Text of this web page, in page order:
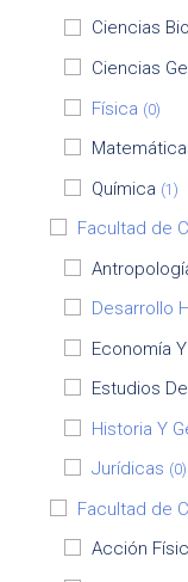
Ciencias
Ciencias
Física (0)
Química (1)
Facultad de
Desarrollo
Economía
Estudios
Historia Y
Jurídicas (0)
Facultad de
Acción